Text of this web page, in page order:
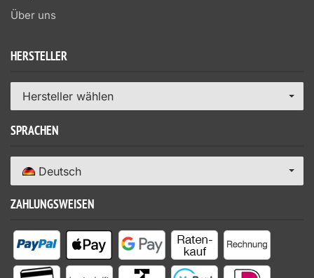
Über uns
HERSTELLER
Hersteller wählen
SPRACHEN
Deutsch
ZAHLUNGSWEISEN